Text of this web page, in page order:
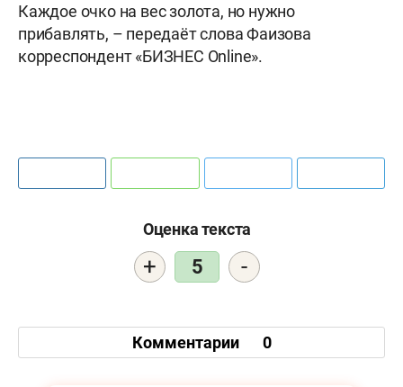
Каждое очко на вес золота, но нужно
прибавлять, – передаёт слова Фаизова
корреспондент «БИЗНЕС Online».
Оценка текста
+ 5 -
Комментарии 0